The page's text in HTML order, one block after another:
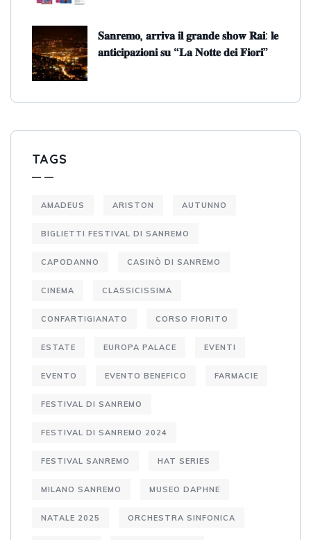
𝐒𝐚𝐧𝐫𝐞𝐦𝐨, 𝐚𝐫𝐫𝐢𝐯𝐚 𝐢𝐥 𝐠𝐫𝐚𝐧𝐝𝐞 𝐬𝐡𝐨𝐰 𝐑𝐚𝐢: 𝐥𝐞
𝐚𝐧𝐭𝐢𝐜𝐢𝐩𝐚𝐳𝐢𝐨𝐧𝐢 𝐬𝐮 “𝐋𝐚 𝐍𝐨𝐭𝐭𝐞 𝐝𝐞𝐢 𝐅𝐢𝐨𝐫𝐢”
TAGS
AMADEUS ARISTON AUTUNNO
BIGLIETTI FESTIVAL DI SANREMO
CAPODANNO CASINÒ DI SANREMO
CINEMA CLASSICISSIMA
CONFARTIGIANATO CORSO FIORITO
ESTATE EUROPA PALACE EVENTI
EVENTO EVENTO BENEFICO FARMACIE
FESTIVAL DI SANREMO
FESTIVAL DI SANREMO 2024
FESTIVAL SANREMO HAT SERIES
MILANO SANREMO MUSEO DAPHNE
NATALE 2025 ORCHESTRA SINFONICA